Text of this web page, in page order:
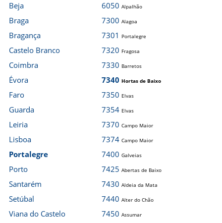
Beja
Braga
Bragança
Castelo Branco
Coimbra
Évora
Faro
Guarda
Leiria
Lisboa
Portalegre
Porto
Santarém
Setúbal
Viana do Castelo
6050 Alpalhão
7300 Alagoa
7301 Portalegre
7320 Fragosa
7330 Barretos
7340 Hortas de Baixo
7350 Elvas
7354 Elvas
7370 Campo Maior
7374 Campo Maior
7400 Galveias
7425 Abertas de Baixo
7430 Aldeia da Mata
7440 Alter do Chão
7450 Assumar